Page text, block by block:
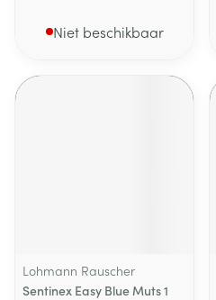
Niet beschikbaar
Lohmann Rauscher
Sentinex Easy Blue Muts 1